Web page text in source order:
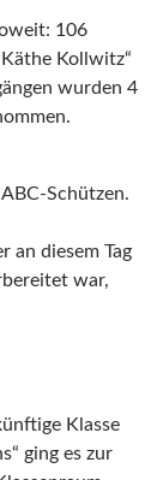
106
Kollwitz“
wurden 4
Schützen.
an diesem Tag
war,
Klasse
ging es zur